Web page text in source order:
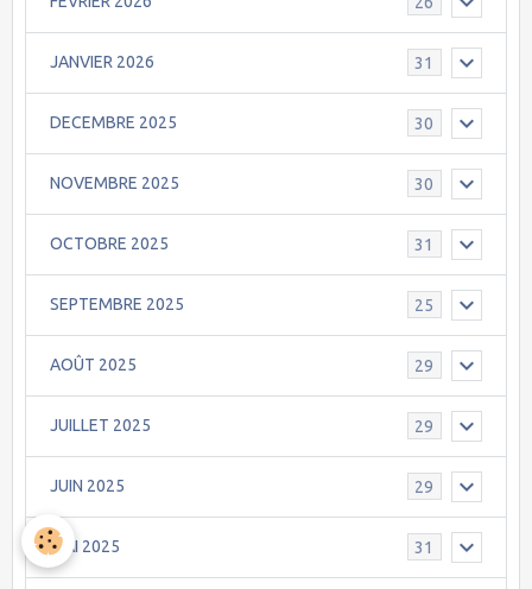
JANVIER 2026 31
DECEMBRE 2025 30
NOVEMBRE 2025 30
OCTOBRE 2025 31
SEPTEMBRE 2025 25
AOÛT 2025 29
JUILLET 2025 29
JUIN 2025 29
MAI 2025 31